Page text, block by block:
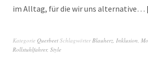
im Alltag, für die wir uns alternative…
Kategorie Querbeet Schlagwörter Blauherz Inklusion
Rollstuhlfahrer, Style